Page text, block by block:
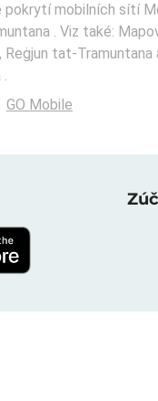
mobilních sítí
. Viz také:
Reġjun tat-
GO Mobile